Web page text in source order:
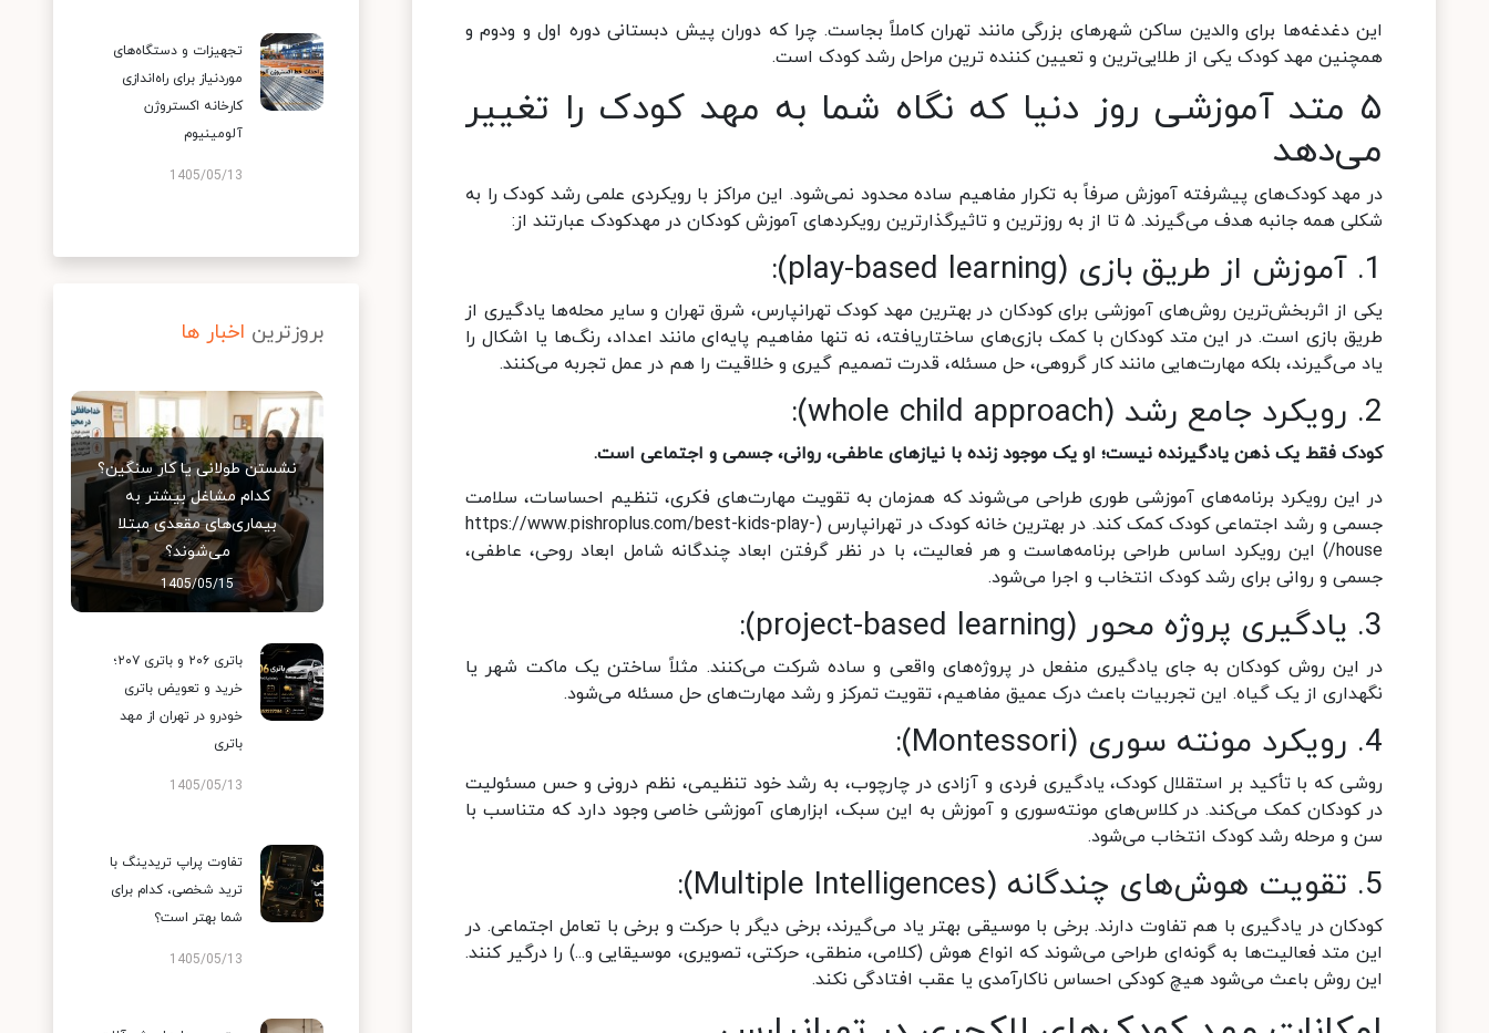
این دغدغه‌ها برای والدین ساکن شهرهای بزرگی مانند تهران کاملاً بجاست. چرا که دوران پیش دبستانی دوره اول و ودوم و
همچنین مهد کودک یکی از طلایی‌ترین و تعیین کننده ترین مراحل رشد کودک است.
۵ متد آموزشی روز دنیا که نگاه شما به مهد کودک را تغییر
می‌دهد
در مهد کودک‌های پیشرفته آموزش صرفاً به تکرار مفاهیم ساده محدود نمی‌شود. این مراکز با رویکردی علمی رشد کودک را به
شکلی همه جانبه هدف می‌گیرند. ۵ تا از به روزترین و تاثیرگذارترین رویکردهای آموزش کودکان در مهدکودک عبارتند از:
1. آموزش از طریق بازی (play-based learning)
:
یکی از اثربخش‌ترین روش‌های آموزشی برای کودکان در بهترین مهد کودک تهرانپارس، شرق تهران و سایر محله‌ها یادگیری از
طریق بازی است. در این متد کودکان با کمک بازی‌های ساختاریافته، نه تنها مفاهیم پایه‌ای مانند اعداد، رنگ‌ها یا اشکال را
یاد می‌گیرند، بلکه مهارت‌هایی مانند کار گروهی، حل مسئله، قدرت تصمیم گیری و خلاقیت را هم در عمل تجربه می‌کنند.
2. رویکرد جامع رشد (whole child approach)
:
کودک فقط یک ذهن یادگیرنده نیست؛ او یک موجود زنده با نیازهای عاطفی، روانی، جسمی و اجتماعی است.
در این رویکرد برنامه‌های آموزشی طوری طراحی می‌شوند که همزمان به تقویت مهارت‌های فکری، تنظیم احساسات، سلامت
جسمی و رشد اجتماعی کودک کمک کند.
در بهترین خانه کودک در تهرانپارس (https://www.pishroplus.com/best-kids-play-
house/) این رویکرد اساس طراحی برنامه‌هاست و هر فعالیت، با در نظر گرفتن ابعاد چندگانه شامل ابعاد روحی، عاطفی،
جسمی و روانی برای رشد کودک انتخاب و اجرا می‌شود.
3. یادگیری پروژه محور (project-based learning)
:
در این روش کودکان به جای یادگیری منفعل در پروژه‌های واقعی و ساده شرکت می‌کنند. مثلاً ساختن یک ماکت شهر یا
نگهداری از یک گیاه. این تجربیات باعث درک عمیق مفاهیم، تقویت تمرکز و رشد مهارت‌های حل مسئله می‌شود.
4. رویکرد مونته سوری (Montessori)
:
روشی که با تأکید بر استقلال کودک، یادگیری فردی و آزادی در چارچوب، به رشد خود تنظیمی، نظم درونی و حس مسئولیت
در کودکان کمک می‌کند. در کلاس‌های مونته‌سوری و آموزش به این سبک، ابزارهای آموزشی خاصی وجود دارد که متناسب با
سن و مرحله رشد کودک انتخاب می‌شود.
5. تقویت هوش‌های چندگانه (Multiple Intelligences)
:
کودکان در یادگیری با هم تفاوت دارند. برخی با موسیقی بهتر یاد می‌گیرند، برخی دیگر با حرکت و برخی با تعامل اجتماعی. در
این متد فعالیت‌ها به گونه‌ای طراحی می‌شوند که انواع هوش (کلامی، منطقی، حرکتی، تصویری، موسیقایی و...) را درگیر کنند.
این روش باعث می‌شود هیچ کودکی احساس ناکارآمدی یا عقب افتادگی نکند.
تجهیزات و دستگاه‌های
موردنیاز برای راه‌اندازی
کارخانه اکستروژن
آلومینیوم
1405/05/13
بروزترین اخبار ها
نشستن طولانی یا کار سنگین؟
کدام مشاغل بیشتر به
بیماری‌های مقعدی مبتلا
می‌شوند؟
1405/05/15
باتری ۲۰۶ و باتری ۲۰۷؛
خرید و تعویض باتری
خودرو در تهران از مهد
باتری
1405/05/13
تفاوت پراپ تریدینگ با
ترید شخصی، کدام برای
شما بهتر است؟
1405/05/13